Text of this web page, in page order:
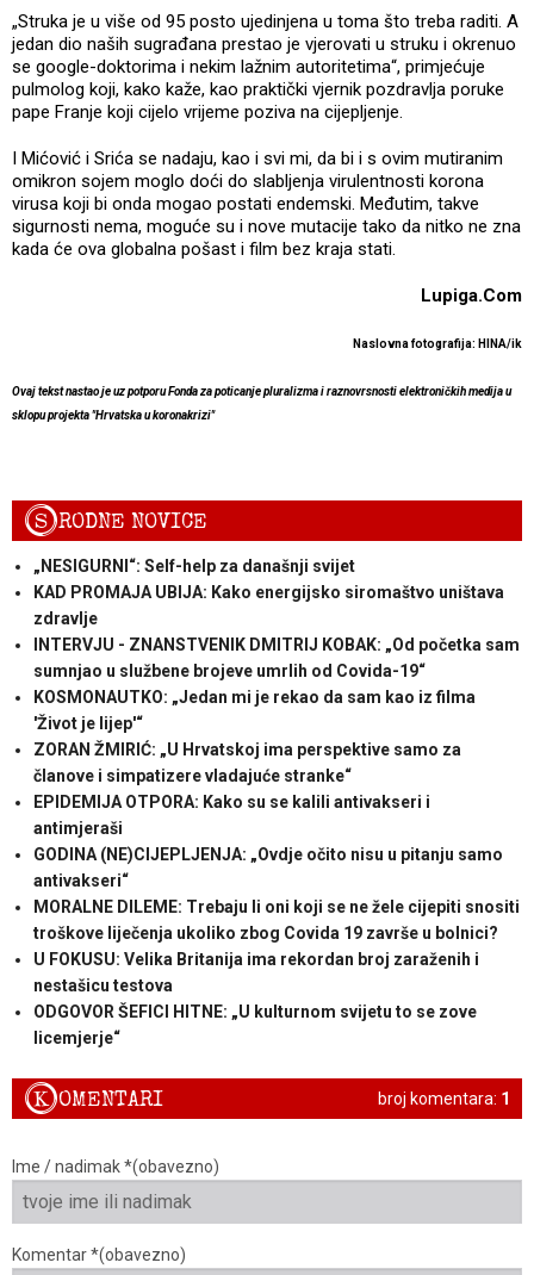
„Struka je u više od 95 posto ujedinjena u toma što treba raditi. A
jedan dio naših sugrađana prestao je vjerovati u struku i okrenuo
se google-doktorima i nekim lažnim autoritetima“, primjećuje
pulmolog koji, kako kaže, kao praktički vjernik pozdravlja poruke
pape Franje koji cijelo vrijeme poziva na cijepljenje.
I Mićović i Srića se nadaju, kao i svi mi, da bi i s ovim mutiranim
omikron sojem moglo doći do slabljenja virulentnosti korona
virusa koji bi onda mogao postati endemski. Međutim, takve
sigurnosti nema, moguće su i nove mutacije tako da nitko ne zna
kada će ova globalna pošast i film bez kraja stati.
Lupiga.Com
Naslovna fotografija: HINA/ik
Ovaj tekst nastao je uz potporu Fonda za poticanje pluralizma i raznovrsnosti elektroničkih medija u
sklopu projekta "Hrvatska u koronakrizi"
SRODNE NOVICE
„NESIGURNI“: Self-help za današnji svijet
KAD PROMAJA UBIJA: Kako energijsko siromaštvo uništava
zdravlje
INTERVJU - ZNANSTVENIK DMITRIJ KOBAK: „Od početka sam
sumnjao u službene brojeve umrlih od Covida-19“
KOSMONAUTKO: „Jedan mi je rekao da sam kao iz filma
'Život je lijep'“
ZORAN ŽMIRIĆ: „U Hrvatskoj ima perspektive samo za
članove i simpatizere vladajuće stranke“
EPIDEMIJA OTPORA: Kako su se kalili antivakseri i
antimjeraši
GODINA (NE)CIJEPLJENJA: „Ovdje očito nisu u pitanju samo
antivakseri“
MORALNE DILEME: Trebaju li oni koji se ne žele cijepiti snositi
troškove liječenja ukoliko zbog Covida 19 završe u bolnici?
U FOKUSU: Velika Britanija ima rekordan broj zaraženih i
nestašicu testova
ODGOVOR ŠEFICI HITNE: „U kulturnom svijetu to se zove
licemjerje“
broj komentara: 1
KOMENTARI
Ime / nadimak *(obavezno)
Komentar *(obavezno)